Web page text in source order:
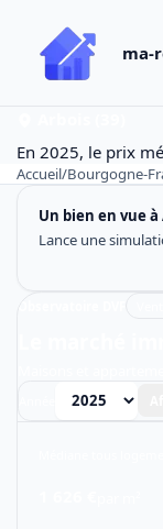
ma-
En 2025, le prix
Accueil/Bourgogne-
Un bien en vue à
Lance une
Observatoire DVF